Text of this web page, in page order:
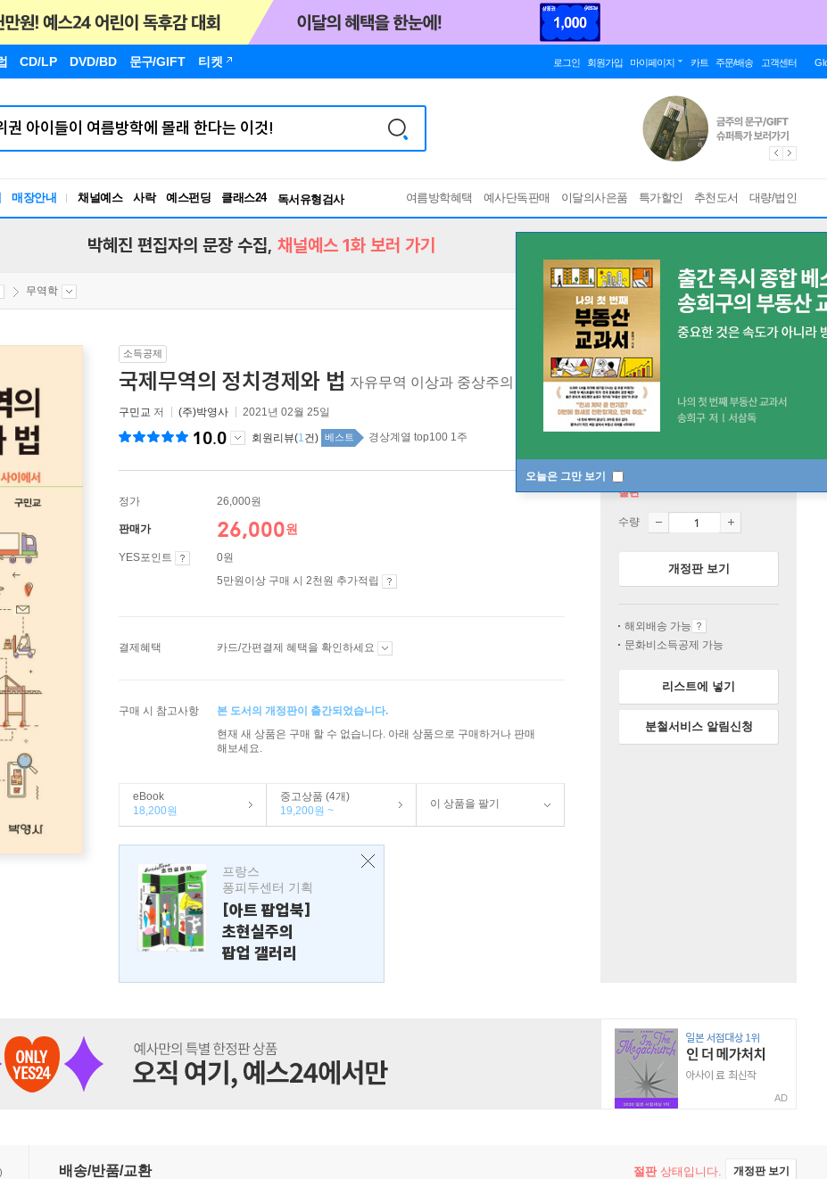
CD/LP DVD/BD 문구/GIFT 티켓 로그인 회원가입 마이페이지 카트 주문/배송 고객센터
매장안내 채널예스 사락 예스펀딩 클래스24
독서유형검사
RBTI Lab
여름방학혜택 예사단독판매 이달의사은품 특가할인 추천도서 대량/법인
오늘은 그만 보기
박혜진 편집자의 문장 수집, 채널예스 1화 보러 가기
무역학
소득공제
국제무역의 정치경제와 법 자유무역 이상과 중상주의 편향 사이에서[ 개정판 ]
구민교 저 (주)박영사 2021년 02월 25일
10.0 회원리뷰(1건) 베스트 경상계열 top100 1주
정가 26,000원
판매가 26,000원
YES포인트
0원
5만원이상 구매 시 2천원 추가적립
결제혜택 카드/간편결제 혜택을 확인하세요
구매 시 참고사항
본 도서의 개정판이 출간되었습니다.
현재 새 상품은 구매 할 수 없습니다. 아래 상품으로 구매하거나 판매
해보세요.
eBook
18,200원
중고상품 (4개)
19,200원 ~
이 상품을 팔기
프랑스
퐁피두센터 기획
[아트 팝업북]
초현실주의
팝업 갤러리
절판
수량
개정판 보기
해외배송 가능
문화비소득공제 가능
리스트에 넣기
분철서비스 알림신청
AD
배송/반품/교환 절판상태입니다. 개정판 보기